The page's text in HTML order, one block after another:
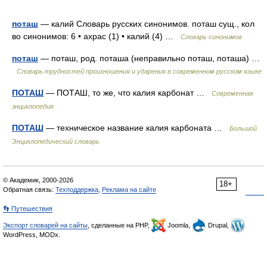
поташ — калий Словарь русских синонимов. поташ сущ., кол
во синонимов: 6 • ахрас (1) • калий (4) …
Словарь синонимов
поташ — поташ, род. поташа (неправильно поташ, поташа) …
Словарь трудностей произношения и ударения в современном русском языке
ПОТАШ — ПОТАШ, то же, что калия карбонат …
Современная
энциклопедия
ПОТАШ — техническое название калия карбоната …
Большой
Энциклопедический словарь
18+
© Академик, 2000-2026
Обратная связь: Техподдержка Реклама на сайте
👣 Путешествия
Экспорт словарей на сайты , сделанные на PHP, Joomla,
Drupal,
WordPress, MODx.